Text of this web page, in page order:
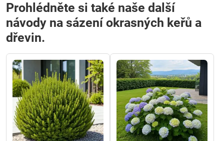
Prohlédněte si také naše další
návody na sázení okrasných keřů a
dřevin.